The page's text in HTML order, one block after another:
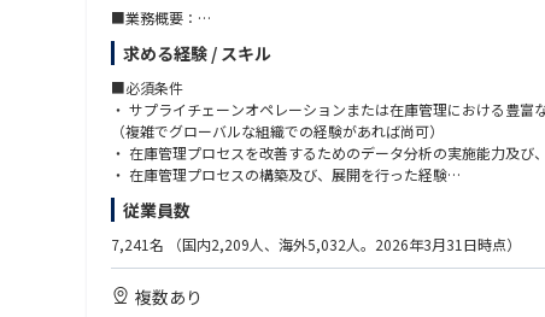
・出張無し拠点
広島オフィス
北上サービスセンター
四日市テクノロジーセンター※四日市拠点のみ入社後1～2年目に
・出張有り拠点
本社(新横浜)
■幅広いキャリアパス
※本ポジションからのキャリアパスとなります※
1. ジュニアFSE → シニアFSE
より複雑な装置や顧客対応を担当
チームリーダーとして新人育成やプロジェクト管理を担う
電気設計、電気電子分野の知見
プログラミング経験（言語不問）
Linuxの知見
第二種電気主任技術者をお持ちの方
▼ コミュニケーション・調整力
顧客対応経験
社内外・多部門との連携、調整業務の経験
■語学スキルについて
英語の読み書きに抵抗がない方
（マニュアル理解、メール対応が中心。会話力は必須ではありませ
■業務概要：
組織全体のEnd-to-Endの在庫管理プロセスの構築及び、最適化を
この役割は、ビジネス目標、業務の実行、システムの機能との整
基本的な業務内容は以下の通りです。
・ 原材料、中間品、完成品の在庫に関するEnd-to-Endの在庫管
・ 業務プロセスが事業の成長および戦略的目標に沿って運用され
・ 関連部門との連携を通じて在庫管理に関わる業務の効率化を図る
・ 業務改革・デジタル変革（BPR&DX）チームと連携し、在庫
・ 関係者からのフィードバックを収集し、データを分析して課題
・ 在庫管理に関するプロセス、ポリシー、手順を定義・文書化し
・ データを分析し、意思決定のためのインプットを経営層に提供す
求める経験 / スキル
■必須条件
・ サプライチェーンオペレーションまたは在庫管理における豊富
（複雑でグローバルな組織での経験があれば尚可）
・ 在庫管理プロセスを改善するためのデータ分析の実施能力及び
・ 在庫管理プロセスの構築及び、展開を行った経験
・ Key userとして、在庫管理ツール(Oracle, SAPやその他ERP/
・ クロスファンクショナルな組織のステークホルダーと効果的に
ホルダーマネジメントスキル。
・ 自律した高い英語コミュニケーション能力（スピーキングとラ
参考値：TOEICスコア780以上
従業員数
7,241名 （国内2,209人、海外5,032人。2026年3月31日時点）
複数あり